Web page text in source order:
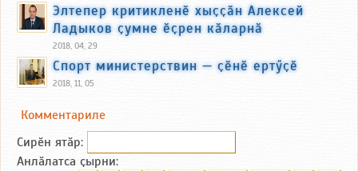
Элтепер критикленӗ хыҫҫӑн Алексей
Ладыков ҫумне ӗҫрен кӑларнӑ
2018, 04, 29
Спорт министерствин — ҫӗнӗ ертӳҫӗ
2018, 11, 05
Комментариле
Сирӗн ятӑp:
Анлӑлатса ҫырни: